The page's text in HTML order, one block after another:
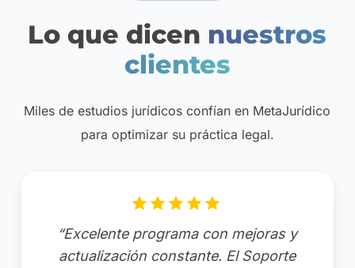
Lo que dicen nuestros
clientes
Miles de estudios jurídicos confían en MetaJurídico
para optimizar su práctica legal.
“Excelente programa con mejoras y
actualización constante. El Soporte